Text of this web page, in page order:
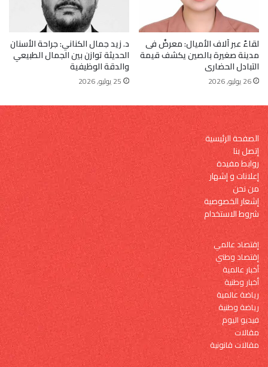
لقاءٌ عبر آلاف الأميال: معرضٌ فى
مدينة صغيرة بالصين يكشف قيمة
التبادل الحضارى
26 يوليو, 2026
د. زيد جمال الكناني: جراحة الأسنان
الحديثة توازن بين الجمال الطبيعي
والدقة الوظيفية
25 يوليو, 2026
الصفحة الرئيسية
إتصل بنا
روابط مفيدة
إعلانات و إشهار
من نحن
إشعار الخصوصية
شروط الاستخدام
إقتصاد عالمي
إقتصاد وطني
أخبار عالمية
أخبار وطنية
رياضة عالمية
رياضة وطنية
فيديو اليوم
مقالات
مقالات قانونية